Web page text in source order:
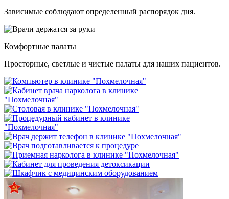
Зависимые соблюдают определенный распорядок дня.
Комфортные палаты
Просторные, светлые и чистые палаты для наших пациентов.